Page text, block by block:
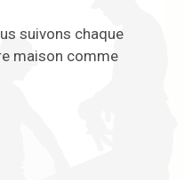
suivons chaque
maison comme